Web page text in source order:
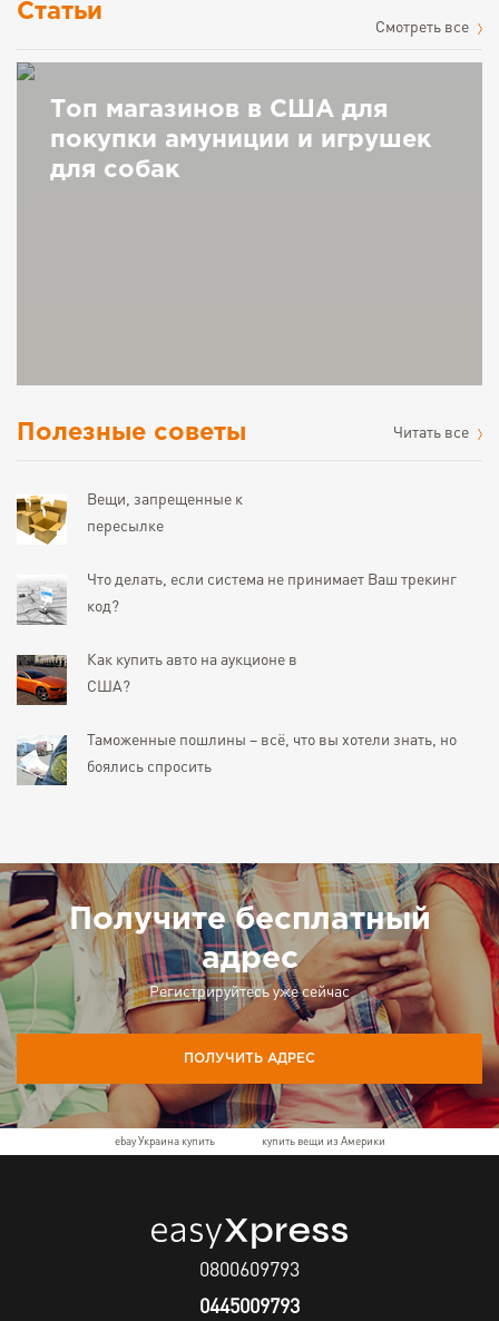
Статьи
Cмотреть все
Топ магазинов в США для
покупки амуниции и игрушек
для собак
Полезные советы Читать все
Вещи, запрещенные к
пересылке
Что делать, если система не принимает Ваш трекинг
код?
Как купить авто на аукционе в
США?
Таможенные пошлины – всё, что вы хотели знать, но
боялись спросить
Получите бесплатный
адрес
Регистрируйтесь уже сейчас
ПОЛУЧИТЬ АДРЕС
ebay Украина купить купить вещи из Америки
0800609793
0445009793